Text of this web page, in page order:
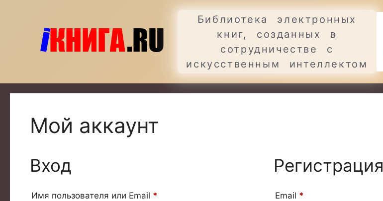
содержимому
Библиотека электронных
книг, созданных в
сотрудничестве с
искусственным интеллектом
Мой аккаунт
Вход
Имя пользователя или Email *
Регистрация
Email *